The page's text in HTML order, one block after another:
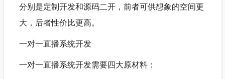
分别是定制开发和源码二开，前者可供想象的空间更
大，后者性价比更高。
一对一直播系统开发
一对一直播系统开发需要四大原材料：